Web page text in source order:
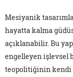
Mesiyanik
hayatta kalma
açıklanabilir. Bu
engelleyen işlevsel
teopolitiğinin kendi